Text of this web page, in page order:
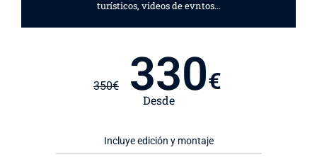
turísticos, videos de evntos...
350€ 330€
Desde
Incluye edición y montaje